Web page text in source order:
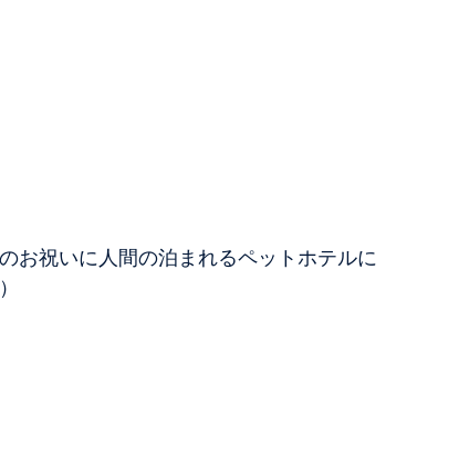
お祝いに人間の泊まれるペットホテルに